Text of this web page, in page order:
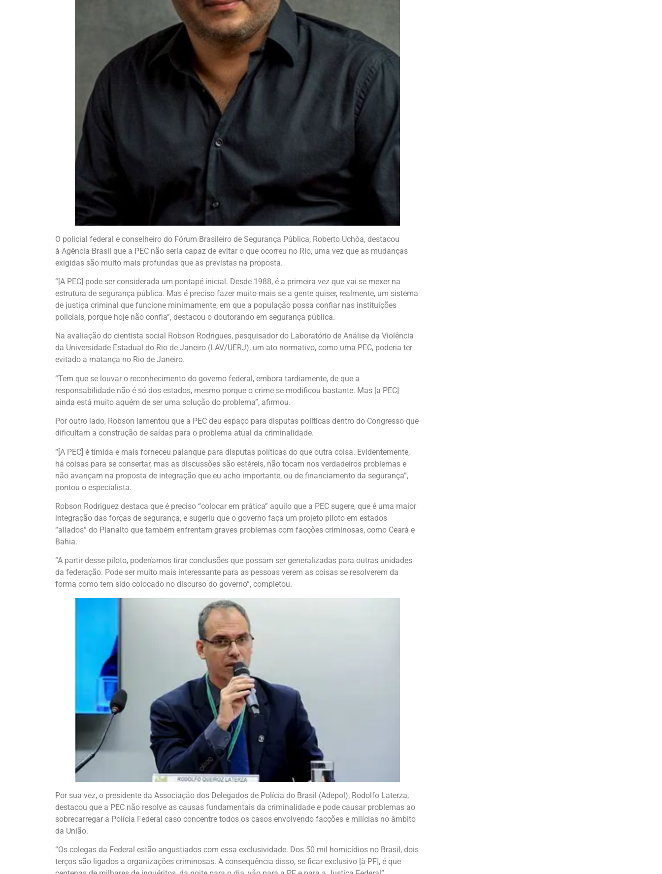
O policial federal e conselheiro do Fórum Brasileiro de Segurança Pública, Roberto Uchôa, destacou
à Agência Brasil que a PEC não seria capaz de evitar o que ocorreu no Rio, uma vez que as mudanças
exigidas são muito mais profundas que as previstas na proposta.
“[A PEC] pode ser considerada um pontapé inicial. Desde 1988, é a primeira vez que vai se mexer na
estrutura de segurança pública. Mas é preciso fazer muito mais se a gente quiser, realmente, um sistema
de justiça criminal que funcione minimamente, em que a população possa confiar nas instituições
policiais, porque hoje não confia”, destacou o doutorando em segurança pública.
Na avaliação do cientista social Robson Rodrigues, pesquisador do Laboratório de Análise da Violência
da Universidade Estadual do Rio de Janeiro (LAV/UERJ), um ato normativo, como uma PEC, poderia ter
evitado a matança no Rio de Janeiro.
“Tem que se louvar o reconhecimento do governo federal, embora tardiamente, de que a
responsabilidade não é só dos estados, mesmo porque o crime se modificou bastante. Mas [a PEC]
ainda está muito aquém de ser uma solução do problema”, afirmou.
Por outro lado, Robson lamentou que a PEC deu espaço para disputas políticas dentro do Congresso que
dificultam a construção de saídas para o problema atual da criminalidade.
“[A PEC] é tímida e mais forneceu palanque para disputas políticas do que outra coisa. Evidentemente,
há coisas para se consertar, mas as discussões são estéreis, não tocam nos verdadeiros problemas e
não avançam na proposta de integração que eu acho importante, ou de financiamento da segurança”,
pontou o especialista.
Robson Rodriguez destaca que é preciso “colocar em prática” aquilo que a PEC sugere, que é uma maior
integração das forças de segurança, e sugeriu que o governo faça um projeto piloto em estados
“aliados” do Planalto que também enfrentam graves problemas com facções criminosas, como Ceará e
Bahia.
“A partir desse piloto, poderíamos tirar conclusões que possam ser generalizadas para outras unidades
da federação. Pode ser muito mais interessante para as pessoas verem as coisas se resolverem da
forma como tem sido colocado no discurso do governo”, completou.
Por sua vez, o presidente da Associação dos Delegados de Polícia do Brasil (Adepol), Rodolfo Laterza,
destacou que a PEC não resolve as causas fundamentais da criminalidade e pode causar problemas ao
sobrecarregar a Polícia Federal caso concentre todos os casos envolvendo facções e milícias no âmbito
da União.
“Os colegas da Federal estão angustiados com essa exclusividade. Dos 50 mil homicídios no Brasil, dois
terços são ligados a organizações criminosas. A consequência disso, se ficar exclusivo [à PF], é que